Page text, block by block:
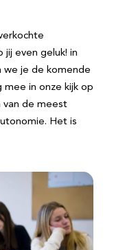
even geluk! in
we je de komende
mee in onze kijk op
van de meest
Het is